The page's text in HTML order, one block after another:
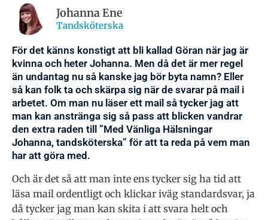
Johanna Ene
Tandsköterska
För det känns konstigt att bli kallad Göran när jag är
kvinna och heter Johanna. Men då det är mer regel
än undantag nu så kanske jag bör byta namn? Eller
så kan folk ta och skärpa sig när de svarar på mail i
arbetet. Om man nu läser ett mail så tycker jag att
man kan anstränga sig så pass att blicken vandrar
den extra raden till ”Med Vänliga Hälsningar
Johanna, tandsköterska” för att ta reda på vem man
har att göra med.
Och är det så att man inte ens tycker sig ha tid att
läsa mail ordentligt och klickar iväg standardsvar, ja
då tycker jag man kan skita i att svara helt och